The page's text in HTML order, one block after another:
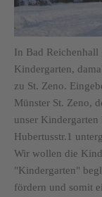
In Bad Reichenhall
Kindergarten,
zu St. Zeno.
Münster St. Zeno,
unser Kindergarten
Hubertusstr.1
Wir wollen die
"Kindergarten"
fördern und somit